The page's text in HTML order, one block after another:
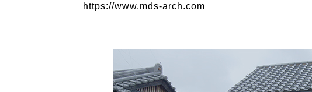
https://www.mds-arch.com